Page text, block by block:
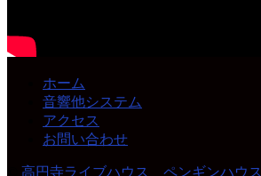
ホーム
音響他システム
アクセス
お問い合わせ
高円寺ライブハウス ペンギンハウス